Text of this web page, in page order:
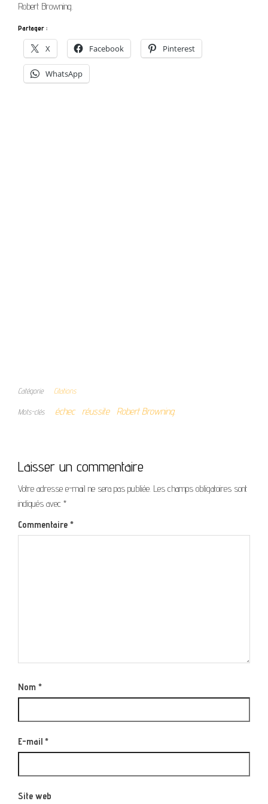
Robert Browning.
Partager :
X Facebook Pinterest
WhatsApp
Catégorie Citations
Mots-clés échec réussite Robert Browning.
Laisser un commentaire
Votre adresse e-mail ne sera pas publiée. Les champs obligatoires sont
indiqués avec *
Commentaire *
Nom *
E-mail *
Site web